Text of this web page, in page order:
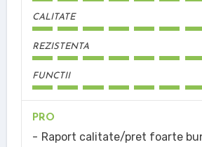
CALITATE
REZISTENTA
FUNCTII
PRO
Raport calitate/pret foarte